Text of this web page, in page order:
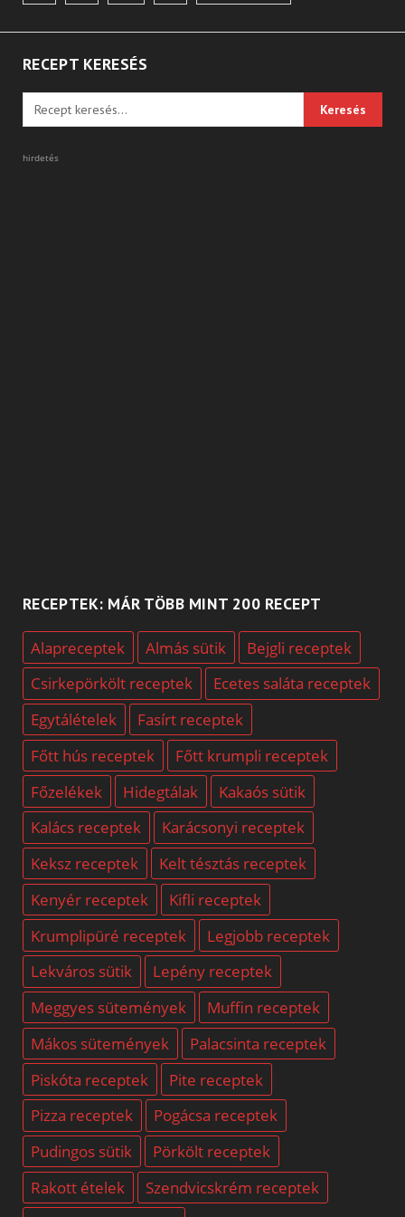
lapozása
RECEPT KERESÉS
hirdetés
RECEPTEK: MÁR TÖBB MINT 200 RECEPT
Alapreceptek Almás sütik
Bejgli receptek
Csirkepörkölt receptek
Ecetes saláta receptek
Egytálételek
Fasírt receptek
Főtt hús receptek
Főtt krumpli receptek
Főzelékek
Hidegtálak
Kakaós sütik
Kalács receptek
Karácsonyi receptek
Keksz receptek
Kelt tésztás receptek
Kenyér receptek
Kifli receptek
Krumplipüré receptek
Legjobb receptek
Lekváros sütik
Lepény receptek
Meggyes sütemények
Muffin receptek
Mákos sütemények
Palacsinta receptek
Piskóta receptek
Pite receptek
Pizza receptek
Pogácsa receptek
Pudingos sütik
Pörkölt receptek
Rakott ételek
Szendvicskrém receptek